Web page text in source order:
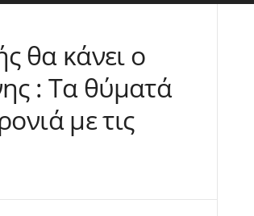
θα κάνει ο
: Τα θύματά
με τις